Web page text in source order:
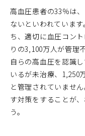
高血圧患者の33％は
ないといわれていま
ち、適切に血圧コン
りの3,100万人が管理
自らの高血圧を認識
いるが未治療、1,250
と管理されていませ
す対策をすることが
う。